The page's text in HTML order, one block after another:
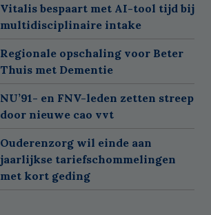
Vitalis bespaart met AI-tool tijd bij
multidisciplinaire intake
Regionale opschaling voor Beter
Thuis met Dementie
NU’91- en FNV-leden zetten streep
door nieuwe cao vvt
Ouderenzorg wil einde aan
jaarlijkse tariefschommelingen
met kort geding